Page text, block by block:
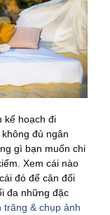
kế hoạch đi
đủ ngân
gì bạn muốn chi
Xem cái nào
đó để cân đối
đa những đặc
trăng & chụp ảnh